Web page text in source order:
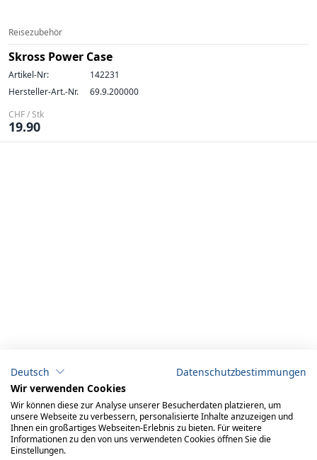
Reisezubehör
Skross Power Case
Artikel-Nr:
142231
Hersteller-Art.-Nr.
69.9.200000
CHF / Stk
19.90
Deutsch
Datenschutzbestimmungen
Wir verwenden Cookies
Wir können diese zur Analyse unserer Besucherdaten platzieren, um
unsere Webseite zu verbessern, personalisierte Inhalte anzuzeigen und
Ihnen ein großartiges Webseiten-Erlebnis zu bieten. Für weitere
Informationen zu den von uns verwendeten Cookies öffnen Sie die
Einstellungen.